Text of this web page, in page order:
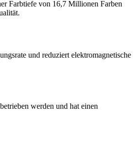
Farbtiefe von 16,7 Millionen Farben
und reduziert elektromagnetische
werden und hat einen